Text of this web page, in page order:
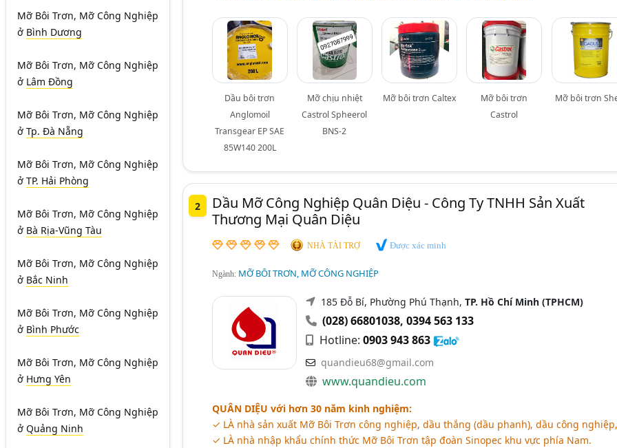
Mỡ Bôi Trơn, Mỡ Công Nghiệp
ở Bình Dương
Mỡ Bôi Trơn, Mỡ Công Nghiệp
ở Lâm Đồng
Mỡ Bôi Trơn, Mỡ Công Nghiệp
ở Tp. Đà Nẵng
Mỡ Bôi Trơn, Mỡ Công Nghiệp
ở TP. Hải Phòng
Mỡ Bôi Trơn, Mỡ Công Nghiệp
ở Bà Rịa-Vũng Tàu
Mỡ Bôi Trơn, Mỡ Công Nghiệp
ở Bắc Ninh
Mỡ Bôi Trơn, Mỡ Công Nghiệp
ở Bình Phước
Mỡ Bôi Trơn, Mỡ Công Nghiệp
ở Hưng Yên
Mỡ Bôi Trơn, Mỡ Công Nghiệp
ở Quảng Ninh
Dầu bôi trơn
Anglomoil
Transgear EP SAE
85W140 200L
Mỡ chịu nhiệt
Castrol Spheerol
BNS-2
Mỡ bôi trơn Caltex
Mỡ bôi trơn
Castrol
Mỡ bôi trơn
2
Dầu Mỡ Công Nghiệp Quân Diệu - Công Ty TNHH Sản Xuất
Thương Mại Quân Diệu
NHÀ TÀI TRỢ Được xác minh
Ngành: MỠ BÔI TRƠN, MỠ CÔNG NGHIỆP
185 Đỗ Bí, Phường Phú Thạnh, TP. Hồ Chí Minh (TPHCM)
(028) 66801038, 0394 563 133
Hotline: 0903 943 863
quandieu68@gmail.com
www.quandieu.com
QUÂN DIỆU với hơn 30 năm kinh nghiệm:
✓ LÀ nhà sản xuất Mỡ Bôi Trơn công nghiệp, dầu thắng (dầu phanh), dầu công
✓ LÀ nhà nhập khẩu chính thức Mỡ Bôi Trơn tập đoàn Sinopec khu vực phía Nam.